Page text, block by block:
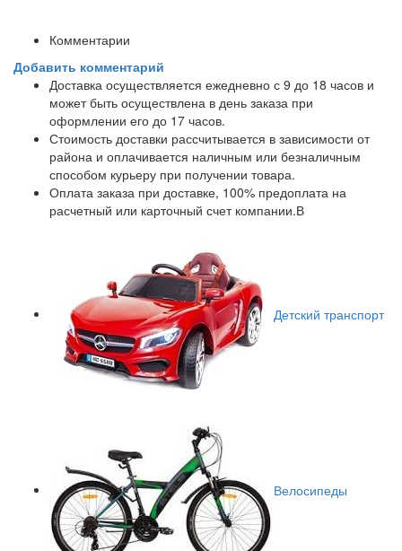
Комментарии
Добавить комментарий
Доставка осуществляется ежедневно с 9 до 18 часов и
может быть осуществлена в день заказа при
оформлении его до 17 часов.
Стоимость доставки рассчитывается в зависимости от
района и оплачивается наличным или безналичным
способом курьеру при получении товара.
Оплата заказа при доставке, 100% предоплата на
расчетный или карточный счет компании.В
Детский транспорт
Велосипеды